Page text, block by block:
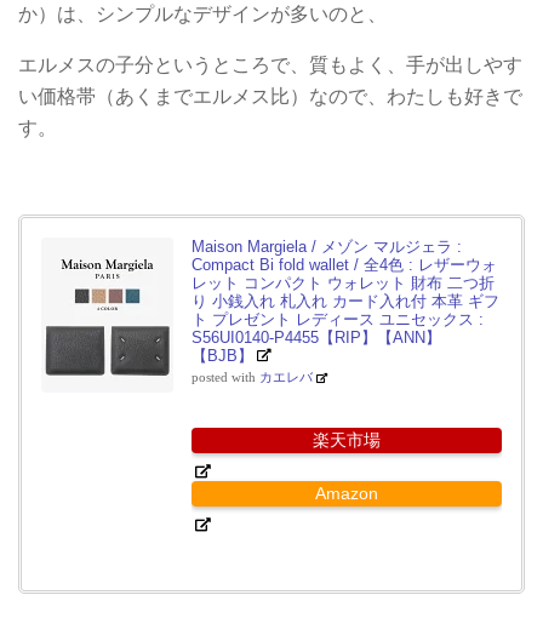
か）は、シンプルなデザインが多いのと、
エルメスの子分というところで、質もよく、手が出しやす
い価格帯（あくまでエルメス比）なので、わたしも好きで
す。
Maison Margiela / メゾン マルジェラ :
Compact Bi fold wallet / 全4色 : レザーウォ
レット コンパクト ウォレット 財布 二つ折
り 小銭入れ 札入れ カード入れ付 本革 ギフ
ト プレゼント レディース ユニセックス :
S56UI0140-P4455【RIP】【ANN】
【BJB】
posted with カエレバ
楽天市場
Amazon